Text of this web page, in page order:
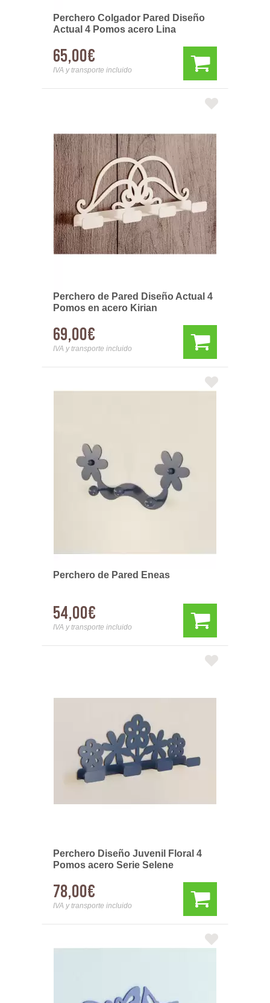
Perchero Colgador Pared Diseño
Actual 4 Pomos acero Lina
65,00€
IVA y transporte incluido
Perchero de Pared Diseño Actual 4
Pomos en acero Kirian
69,00€
IVA y transporte incluido
Perchero de Pared Eneas
54,00€
IVA y transporte incluido
Perchero Diseño Juvenil Floral 4
Pomos acero Serie Selene
78,00€
IVA y transporte incluido